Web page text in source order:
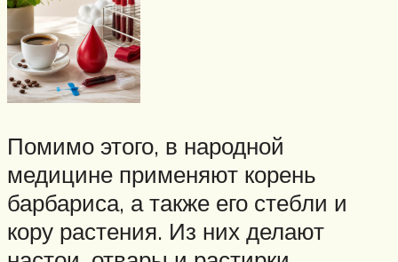
Помимо этого, в народной
медицине применяют корень
барбариса, а также его стебли и
кору растения. Из них делают